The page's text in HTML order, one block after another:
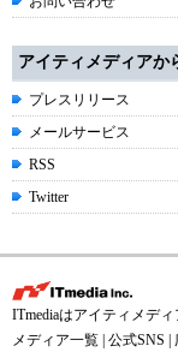
アイティメディアか
プレスリリース
メールサービス
RSS
Twitter
ITmediaはアイティメデ
メディア一覧 公式SNS